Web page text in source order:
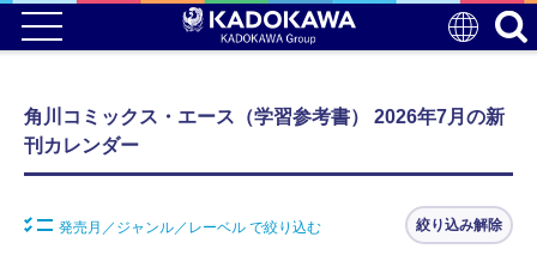
角川コミックス・エース（学習参考書） 2026年7月の新
刊カレンダー
発売月／ジャンル／レーベル で絞り込む 絞り込み解除